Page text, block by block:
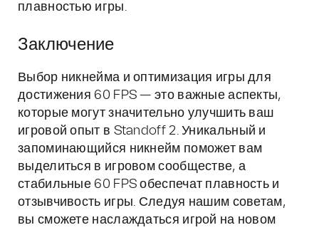
плавностью игры.
Заключение
Выбор никнейма и оптимизация игры для
достижения 60 FPS — это важные аспекты,
которые могут значительно улучшить ваш
игровой опыт в Standoff 2. Уникальный и
запоминающийся никнейм поможет вам
выделиться в игровом сообществе, а
стабильные 60 FPS обеспечат плавность и
отзывчивость игры. Следуя нашим советам,
вы сможете наслаждаться игрой на новом